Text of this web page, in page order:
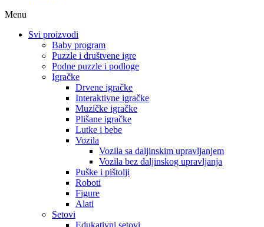
Menu
Svi proizvodi
Baby program
Puzzle i društvene igre
Podne puzzle i podloge
Igračke
Drvene igračke
Interaktivne igračke
Muzičke igračke
Plišane igračke
Lutke i bebe
Vozila
Vozila sa daljinskim upravljanjem
Vozila bez daljinskog upravljanja
Puške i pištolji
Roboti
Figure
Alati
Setovi
Edukativni setovi